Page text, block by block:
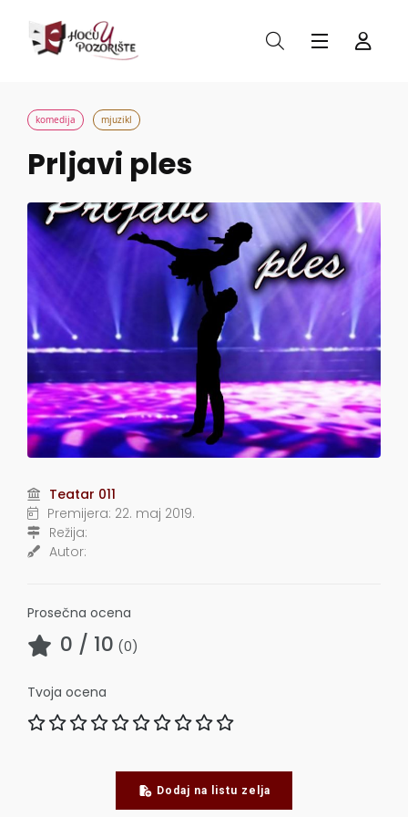
komedija mjuzikl
Prljavi ples
Teatar 011
Premijera: 22. maj 2019.
Režija:
Autor:
Prosečna ocena
0 / 10 (0)
Tvoja ocena
Dodaj na listu zelja